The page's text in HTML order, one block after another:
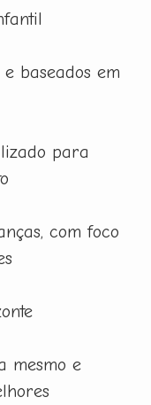
baseados em
para
com foco
mesmo e